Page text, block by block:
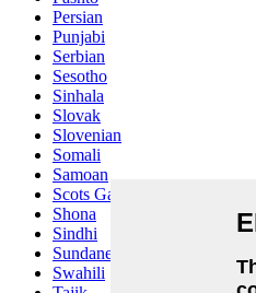
Persian
Punjabi
Serbian
Sesotho
Sinhala
Slovak
Slovenian
Somali
Samoan
Scots Gaelic
Shona
Sindhi
Sundanese
Swahili